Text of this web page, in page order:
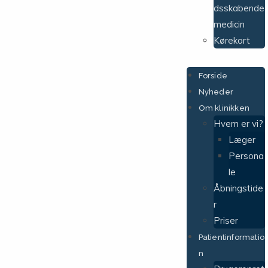
dsskabende
medicin
Kørekort
Forside
Nyheder
Om klinikken
Hvem er vi?
Læger
Persona
le
Åbningstide
r
Priser
Patientinformatio
n